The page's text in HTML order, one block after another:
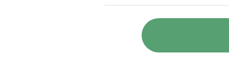
Amb una
padrina, un